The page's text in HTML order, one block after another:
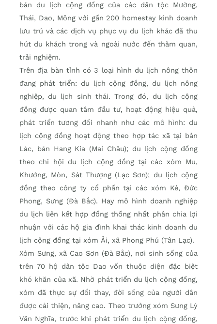
bản du lịch cộng đồng của các dân tộc Mường,
Thái, Dao, Mông với gần 200 homestay kinh doanh
lưu trú và các dịch vụ phục vụ du lịch khác đã thu
hút du khách trong và ngoài nước đến thăm quan,
trải nghiệm.
Trên địa bàn tỉnh có 3 loại hình du lịch nông thôn
đang phát triển: du lịch cộng đồng, du lịch nông
nghiệp, du lịch sinh thái. Trong đó, du lịch cộng
đồng được quan tâm đầu tư, hoạt động hiệu quả,
phát triển tương đối nhanh như các mô hình: du
lịch cộng đồng hoạt động theo hợp tác xã tại bản
Lác, bản Hang Kia (Mai Châu); du lịch cộng đồng
theo chi hội du lịch cộng đồng tại các xóm Mu,
Khướng, Mòn, Sát Thượng (Lạc Sơn); du lịch cộng
đồng theo công ty cổ phần tại các xóm Ké, Đức
Phong, Sưng (Đà Bắc). Hay mô hình doanh nghiệp
du lịch liên kết hợp đồng thống nhất phân chia lợi
nhuận với các hộ gia đình khai thác kinh doanh du
lịch cộng đồng tại xóm Ải, xã Phong Phú (Tân Lạc).
Xóm Sưng, xã Cao Sơn (Đà Bắc), nơi sinh sống của
trên 70 hộ dân tộc Dao vốn thuộc diện đặc biệt
khó khăn của xã. Nhờ phát triển du lịch cộng đồng,
xóm đã thực sự đổi thay, đời sống của người dân
được cải thiện, nâng cao. Theo trưởng xóm Sưng Lý
Văn Nghĩa, trước khi phát triển du lịch cộng đồng,